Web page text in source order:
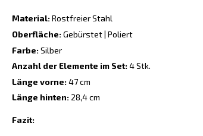
Material:Rostfreier Stahl
Oberfläche:Gebürstet | Poliert
Farbe:Silber
Anzahl der Elemente im Set:4 Stk.
Länge vorne:47 cm
Länge hinten:28,4 cm
Fazit: